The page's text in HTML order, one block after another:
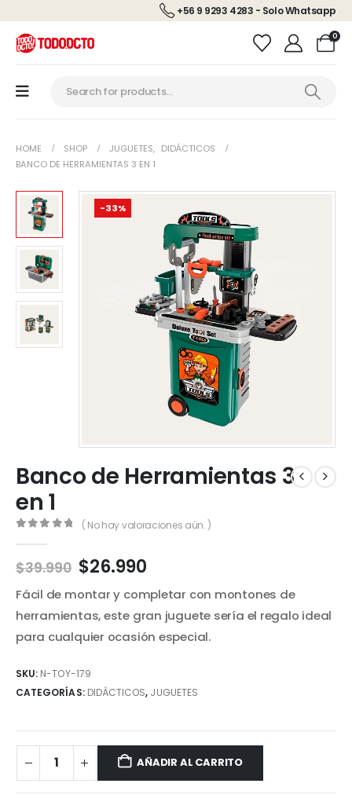
+56 9 9293 4283 - Solo Whatsapp
0
HOME SHOP JUGUETES, DIDÁCTICOS
BANCO DE HERRAMIENTAS 3 EN 1
-33%
Banco de Herramientas 3
en 1
( No hay valoraciones aún. )
$39.990 El
original
era:
$39.990.
$26.990El
actual
es:
$26.990.
Fácil de montar y completar con montones de
herramientas, este gran juguete sería el regalo ideal
para cualquier ocasión especial.
SKU: N-TOY-179
CATEGORÍAS: DIDÁCTICOS, JUGUETES
AÑADIR AL CARRITO